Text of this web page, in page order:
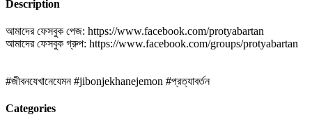
Description
আমাদের ফেসবুক পেজ: https://www.facebook.com/protyabartan
আমাদের ফেসবুক গ্রুপ: https://www.facebook.com/groups/protyabartan
#জীবনযেখানেযেমন #jibonjekhanejemon #প্রত্যাবর্তন
Categories